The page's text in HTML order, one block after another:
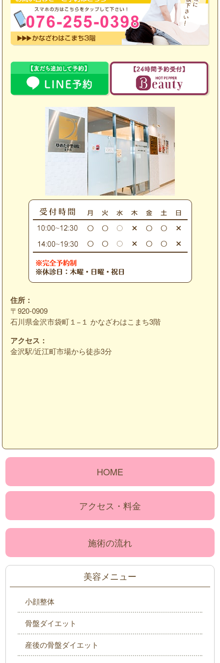
住所：
〒920-0909
石川県金沢市袋町１−１ かなざわはこまち3階
アクセス：
金沢駅/近江町市場から徒歩3分
HOME
アクセス・料金
施術の流れ
美容メニュー
小顔整体
骨盤ダイエット
産後の骨盤ダイエット